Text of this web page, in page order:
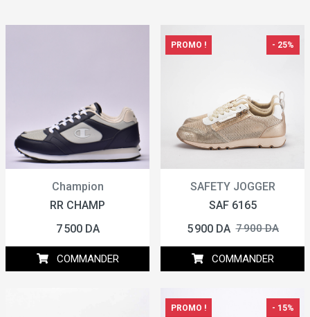
Champion
RR CHAMP
7 500 DA
COMMANDER
SAFETY JOGGER
SAF 6165
PROMO ! - 25%
5 900 DA 7 900 DA
COMMANDER
PROMO ! - 15%